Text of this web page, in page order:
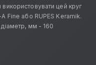
цей круг
Fine або RUPES Keramik.
мм - 160